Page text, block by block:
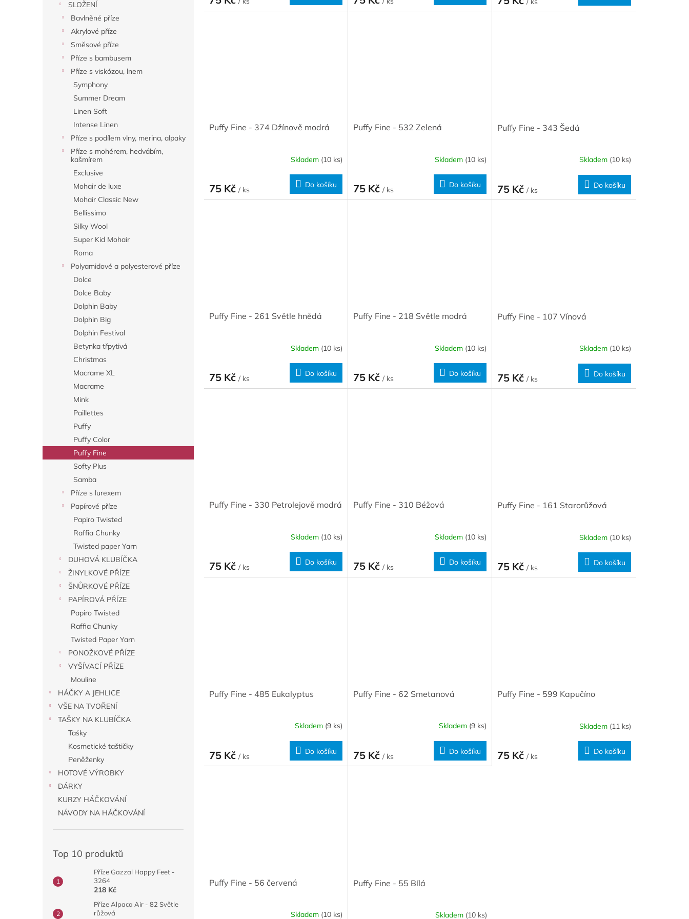
SLOŽENÍ
Bavlněné příze
Akrylové příze
Směsové příze
Příze s bambusem
Příze s viskózou, lnem
Symphony
Summer Dream
Linen Soft
Intense Linen
Příze s podílem vlny, merina, alpaky
Příze s mohérem, hedvábím,
kašmírem
Exclusive
Mohair de luxe
Mohair Classic New
Bellissimo
Silky Wool
Super Kid Mohair
Roma
Polyamidové a polyesterové příze
Dolce
Dolce Baby
Dolphin Baby
Dolphin Big
Dolphin Festival
Betynka třpytivá
Christmas
Macrame XL
Macrame
Mink
Paillettes
Puffy
Puffy Color
Puffy Fine
Softy Plus
Samba
Příze s lurexem
Papírové příze
Papiro Twisted
Raffia Chunky
Twisted paper Yarn
DUHOVÁ KLUBÍČKA
ŽINYLKOVÉ PŘÍZE
ŠNŮRKOVÉ PŘÍZE
PAPÍROVÁ PŘÍZE
Papiro Twisted
Raffia Chunky
Twisted Paper Yarn
PONOŽKOVÉ PŘÍZE
VYŠÍVACÍ PŘÍZE
Mouline
HÁČKY A JEHLICE
VŠE NA TVOŘENÍ
TAŠKY NA KLUBÍČKA
Tašky
Kosmetické taštičky
Peněženky
HOTOVÉ VÝROBKY
DÁRKY
KURZY HÁČKOVÁNÍ
NÁVODY NA HÁČKOVÁNÍ
Top 10 produktů
Příze Gazzal Happy Feet -
3264
218 Kč
Příze Alpaca Air - 82 Světle
růžová
Puffy Fine - 374 Džínově modrá
Skladem (10 ks)
75 Kč / ks
Do košíku
Puffy Fine - 532 Zelená
Skladem (10 ks)
75 Kč / ks
Do košíku
Puffy Fine - 343 Šedá
Skladem (10 ks)
75 Kč / ks
Do košíku
Puffy Fine - 261 Světle hnědá
Skladem (10 ks)
75 Kč / ks
Do košíku
Puffy Fine - 218 Světle modrá
Skladem (10 ks)
75 Kč / ks
Do košíku
Puffy Fine - 107 Vínová
Skladem (10 ks)
75 Kč / ks
Do košíku
Puffy Fine - 330 Petrolejově modrá
Skladem (10 ks)
75 Kč / ks
Do košíku
Puffy Fine - 310 Béžová
Skladem (10 ks)
75 Kč / ks
Do košíku
Puffy Fine - 161 Starorůžová
Skladem (10 ks)
75 Kč / ks
Do košíku
Puffy Fine - 485 Eukalyptus
Skladem (9 ks)
75 Kč / ks
Do košíku
Puffy Fine - 62 Smetanová
Skladem (9 ks)
75 Kč / ks
Do košíku
Puffy Fine - 599 Kapučíno
Skladem (11 ks)
75 Kč / ks
Do košíku
Puffy Fine - 56 červená
Skladem (10 ks)
Puffy Fine - 55 Bílá
Skladem (10 ks)